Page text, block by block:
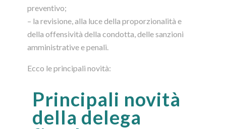
preventivo;
– la revisione, alla luce della proporzionalità e
della offensività della condotta, delle sanzioni
amministrative e penali.
Ecco le principali novità:
Principali novità
della delega